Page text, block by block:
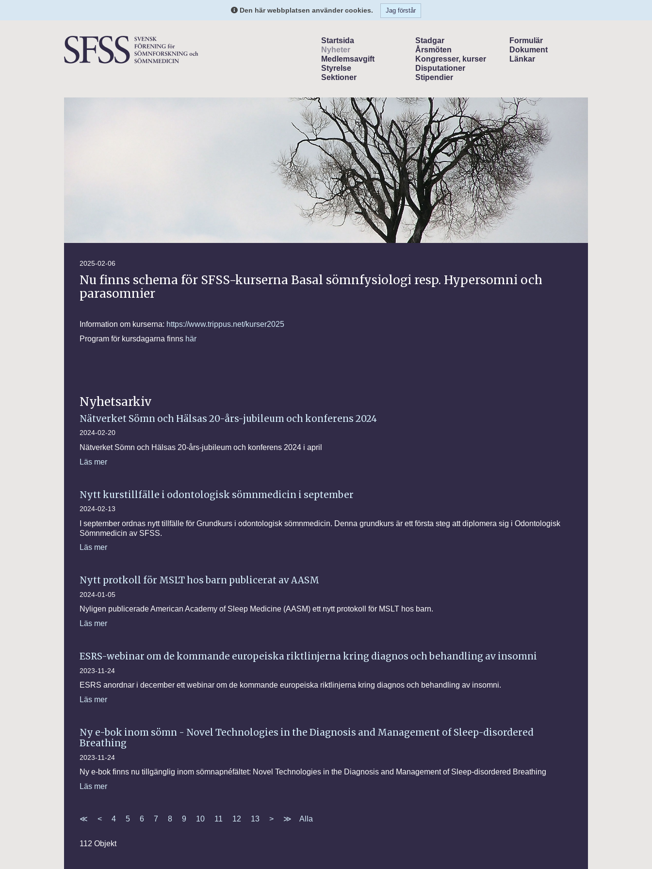
Den här webbplatsen använder cookies. Jag förstår
Startsida
Nyheter
Medlemsavgift
Styrelse
Sektioner
Stadgar
Årsmöten
Kongresser, kurser
Disputationer
Stipendier
Formulär
Dokument
Länkar
2025-02-06
Nu finns schema för SFSS-kurserna Basal sömnfysiologi resp. Hypersomni och
parasomnier
Information om kurserna: https://www.trippus.net/kurser2025
Program för kursdagarna finns här
Nyhetsarkiv
Nätverket Sömn och Hälsas 20-års-jubileum och konferens 2024
2024-02-20
Nätverket Sömn och Hälsas 20-års-jubileum och konferens 2024 i april
Läs mer
Nytt kurstillfälle i odontologisk sömnmedicin i september
2024-02-13
I september ordnas nytt tillfälle för Grundkurs i odontologisk sömnmedicin. Denna grundkurs är ett första steg att diplomera sig i Odontologisk
Sömnmedicin av SFSS.
Läs mer
Nytt protkoll för MSLT hos barn publicerat av AASM
2024-01-05
Nyligen publicerade American Academy of Sleep Medicine (AASM) ett nytt protokoll för MSLT hos barn.
Läs mer
ESRS-webinar om de kommande europeiska riktlinjerna kring diagnos och behandling av insomni
2023-11-24
ESRS anordnar i december ett webinar om de kommande europeiska riktlinjerna kring diagnos och behandling av insomni.
Läs mer
Ny e-bok inom sömn - Novel Technologies in the Diagnosis and Management of Sleep-disordered
Breathing
2023-11-24
Ny e-bok finns nu tillgänglig inom sömnapnéfältet: Novel Technologies in the Diagnosis and Management of Sleep-disordered Breathing
Läs mer
≪ < 4 5 6 7 8 9 10 11 12 13 > ≫ Alla
112 Objekt